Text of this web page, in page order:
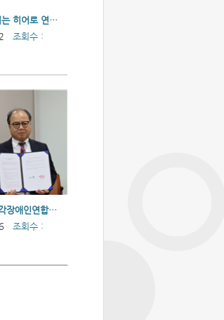
목소리로 세상을 밝히는 히어로 연구회 ‘내가 좋아하는 것들, 집밥’ 소리책 기증식
조회수 :
(주)단꿈아이-한국시각장애인연합회 업무 협약
조회수 :